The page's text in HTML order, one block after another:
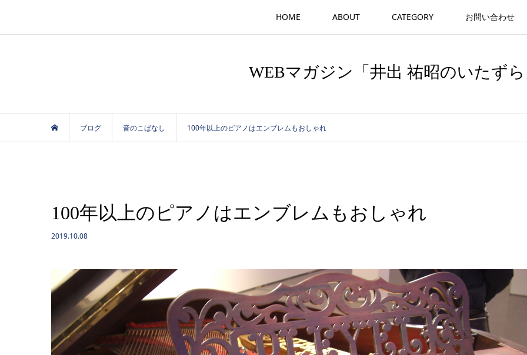
HOME ABOUT CATEGORY お問い合わせ
WEBマガジン「井出 祐昭のいたず
ブログ 音のこばなし 100年以上のピアノはエンブレムもおしゃれ
100年以上のピアノはエンブレムもおしゃれ
2019.10.08